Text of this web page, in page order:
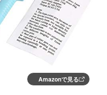
Amazonで見る